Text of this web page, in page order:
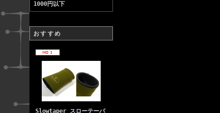
1000円以下
おすすめ
Slowtaper スローテーパ